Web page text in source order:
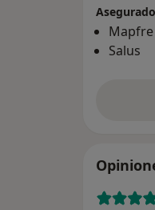
Mapfre
Salus